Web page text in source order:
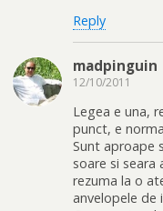
Reply
madpinguin
12/10/2011
Legea e una,
punct, e
Sunt aproape
soare si
rezuma la o
anvelopele de